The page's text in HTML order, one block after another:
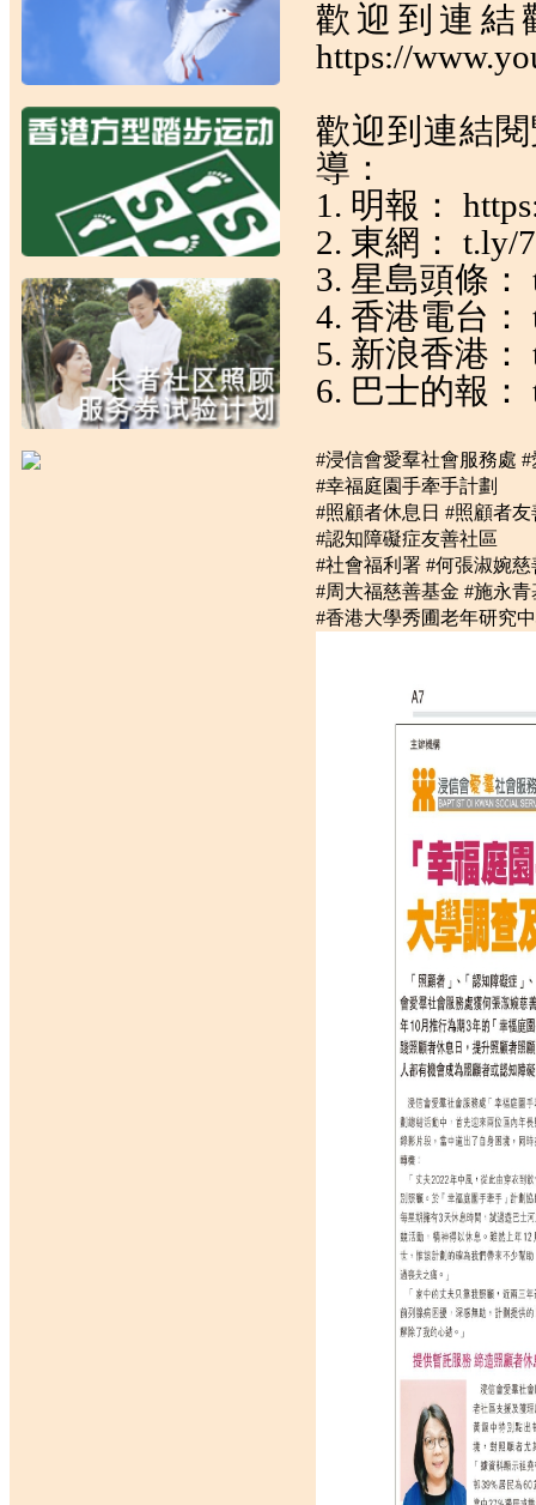
歡迎到連結
https://
歡迎到連結
導：
1. 明報：
2. 東網： t.ly/
3. 星島頭條：
4. 香港電台：
5. 新浪香港：
6. 巴士的報：
#浸信會愛羣社會服務處 #
#幸福庭園手牽手計劃
#照顧者休息日 #照顧者友
#認知障礙症友善社區
#社會福利署 #何張淑婉慈
#周大福慈善基金 #施永青
#香港大學秀圃老年研究